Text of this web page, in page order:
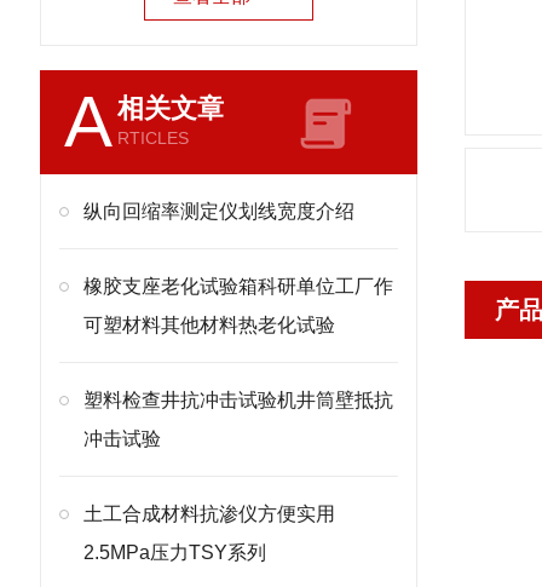
A相关文章
RTICLES
纵向回缩率测定仪划线宽度介绍
橡胶支座老化试验箱科研单位工厂作
可塑材料其他材料热老化试验
塑料检查井抗冲击试验机井筒壁抵抗
冲击试验
土工合成材料抗渗仪方便实用
2.5MPa压力TSY系列
产